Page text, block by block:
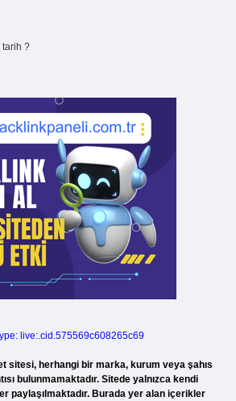
tarih ?
live:.cid.575569c608265c69
sitesi, herhangi bir marka, kurum veya şahıs
bulunmamaktadır. Sitede yalnızca kendi
paylaşılmaktadır. Burada yer alan içerikler